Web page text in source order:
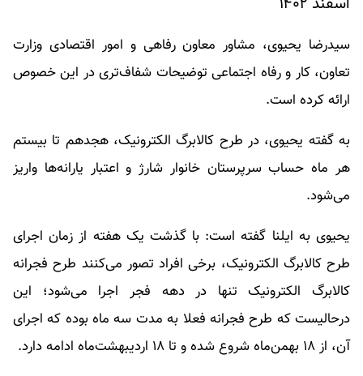
سیدرضا یحیوی، مشاور معاون رفاهی و امور اقتصادی وزارت
تعاون، کار و رفاه اجتماعی توضیحات شفاف‌تری در این خصوص
ارائه کرده است.
به گفته یحیوی، در طرح کالابرگ الکترونیک، هجدهم تا بیستم
هر ماه حساب سرپرستان خانوار شارژ و اعتبار یارانه‌ها واریز
می‌شود.
یحیوی به ایلنا گفته است: با گذشت یک هفته از زمان اجرای
طرح کالابرگ الکترونیک، برخی افراد تصور می‌کنند طرح فجرانه
کالابرگ الکترونیک تنها در دهه فجر اجرا می‌شود؛ این
درحالیست که طرح فجرانه فعلا به مدت سه ماه بوده که اجرای
آن، از ۱۸ بهمن‌ماه شروع شده و تا ۱۸ اردیبهشت‌ماه ادامه دارد.